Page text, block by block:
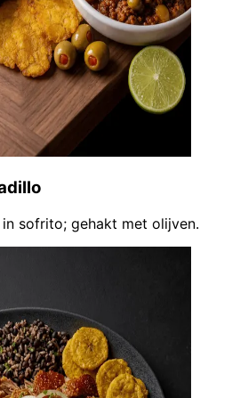
sofrito; gehakt met olijven.